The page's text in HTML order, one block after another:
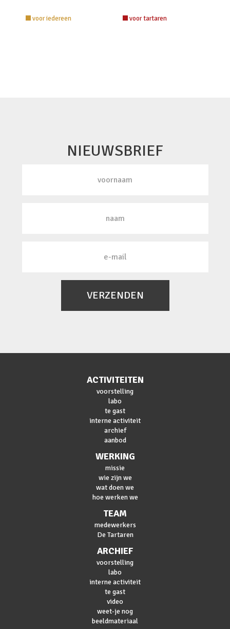
voor iedereen voor tartaren
NIEUWSBRIEF
VERZENDEN
ACTIVITEITEN
voorstelling
labo
te gast
interne activiteit
archief
aanbod
WERKING
missie
wie zijn we
wat doen we
hoe werken we
TEAM
medewerkers
De Tartaren
ARCHIEF
voorstelling
labo
interne activiteit
te gast
video
weet-je nog
beeldmateriaal